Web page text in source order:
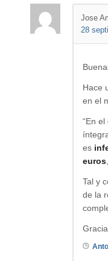
Jose
28
Hace
en el
“En
es
euros
Tal y
de la